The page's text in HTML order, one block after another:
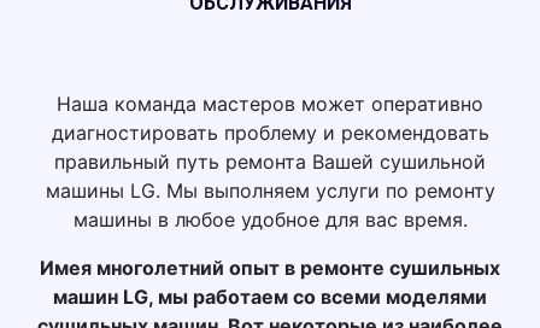
Наша команда мастеров может оперативно
диагностировать проблему и рекомендовать
правильный путь ремонта Вашей сушильной
машины LG. Мы выполняем услуги по ремонту
машины в любое удобное для вас время.
Имея многолетний опыт в ремонте сушильных
машин LG, мы работаем со всеми моделями